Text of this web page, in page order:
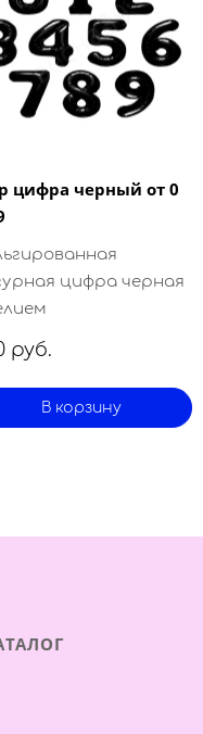
цифра черный от 0
цифра черная
руб.
В корзину